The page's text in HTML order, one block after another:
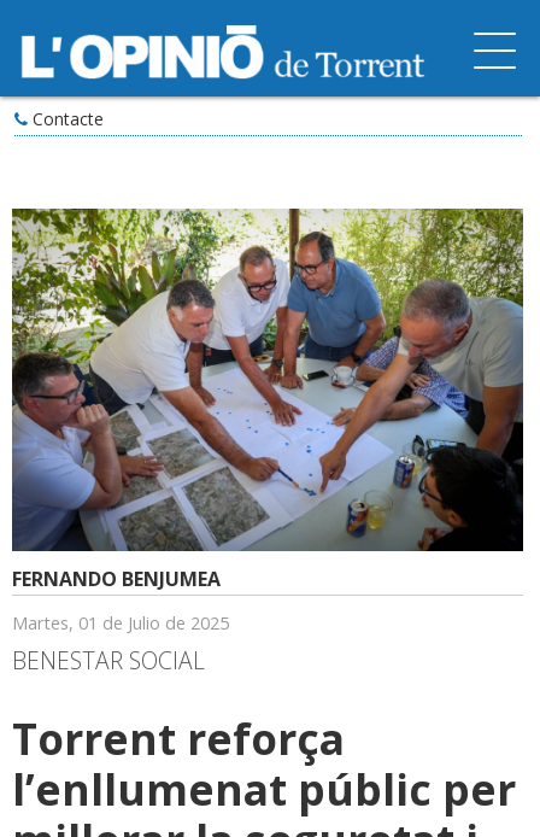
Contacte
FERNANDO BENJUMEA
Martes, 01 de Julio de 2025
BENESTAR SOCIAL
Torrent reforça
l’enllumenat públic per